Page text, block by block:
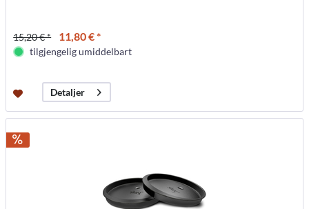
15,20 € * 11,80 € *
tilgjengelig umiddelbart
Detaljer